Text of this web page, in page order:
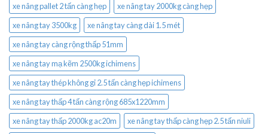
xe nâng pallet 2 tấn càng hẹp
xe nâng tay 2000kg càng hẹp
xe nâng tay 3500kg
xe nâng tay càng dài 1.5 mét
xe nâng tay càng rộng thấp 51mm
xe nâng tay mạ kẽm 2500kg ichimens
xe nâng tay thép không gỉ 2.5 tấn càng hẹp ichimens
xe nâng tay thấp 4 tấn càng rộng 685x1220mm
xe nâng tay thấp 2000kg ac20m
xe nâng tay thấp càng hẹp 2.5 tấn niuli